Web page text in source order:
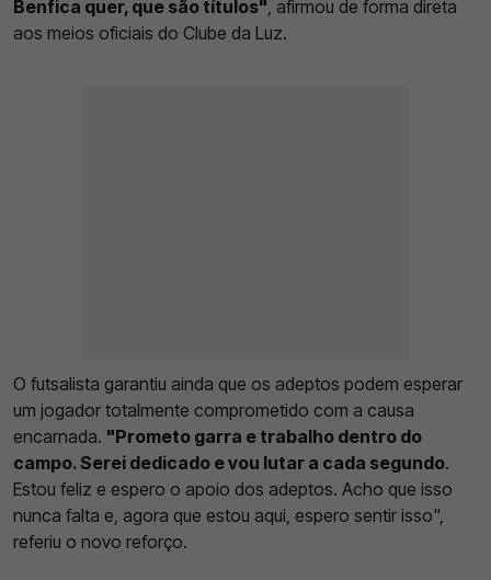
Benfica quer, que são títulos" , afirmou de forma direta
aos meios oficiais do Clube da Luz.
O futsalista garantiu ainda que os adeptos podem esperar
um jogador totalmente comprometido com a causa
encarnada. "Prometo garra e trabalho dentro do
campo. Serei dedicado e vou lutar a cada segundo.
Estou feliz e espero o apoio dos adeptos. Acho que isso
nunca falta e, agora que estou aqui, espero sentir isso",
referiu o novo reforço.